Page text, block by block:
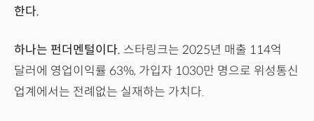
한다.
하나는 펀더멘털이다. 스타링크는 2025년 매출 114억
달러에 영업이익률 63%, 가입자 1030만 명으로 위성통신
업계에서는 전례없는 실재하는 가치다.